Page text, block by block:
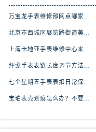
万宝龙手表维修部网点哪家好(万宝龙手表售后维修服务专业、快捷、可靠的推荐)
北京市西城区展览路街道美度手表维修点地址电话查询
上海卡地亚手表维修中心来教你如何处理卡地亚手表走停的故障？
拜戈手表表链长度调节方法详解
七个星期五手表表扣日常保养指南
宝珀表壳划痕怎么办？不要慌，上海宝珀手表维修中心来帮忙